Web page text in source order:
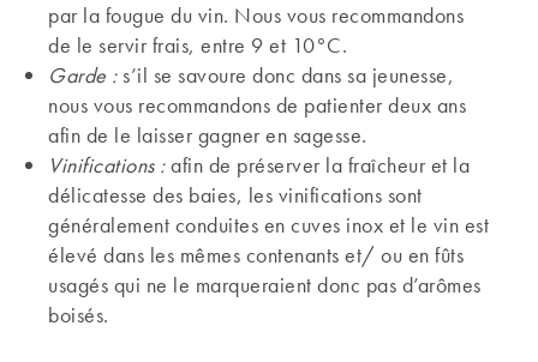
par la fougue du vin. Nous vous recommandons
de le servir frais, entre 9 et 10°C.
Garde :s’il se savoure donc dans sa jeunesse,
nous vous recommandons de patienter deux ans
afin de le laisser gagner en sagesse.
Vinifications :afin de préserver la fraîcheur et la
délicatesse des baies, les vinifications sont
généralement conduites en cuves inox et le vin est
élevé dans les mêmes contenants et/ ou en fûts
usagés qui ne le marqueraient donc pas d’arômes
boisés.